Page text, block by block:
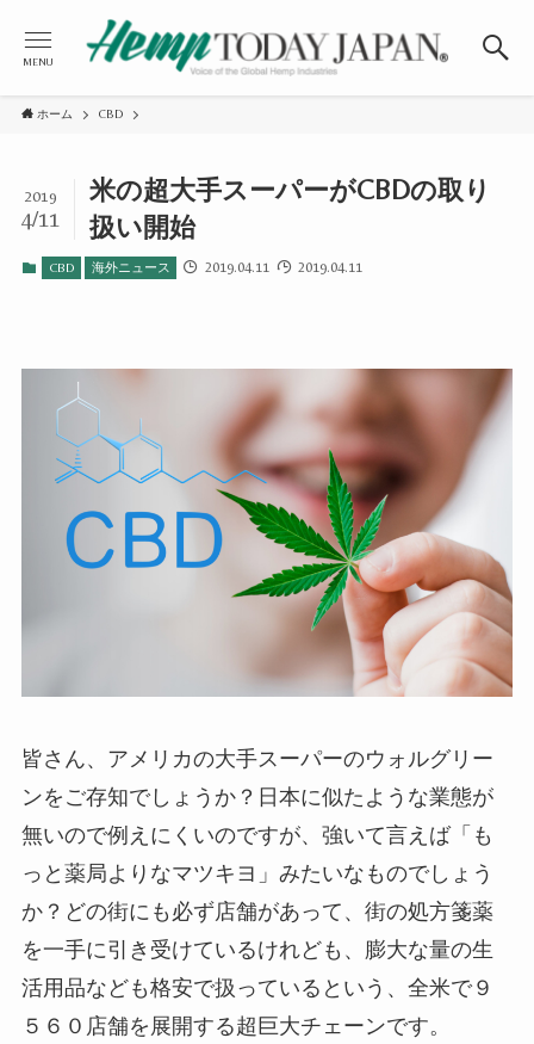
MENU
ホーム CBD
米の超大手スーパーがCBDの取り
扱い開始
2019
4/11
CBD 海外ニュース 2019.04.11 2019.04.11
皆さん、アメリカの大手スーパーのウォルグリー
ンをご存知でしょうか？日本に似たような業態が
無いので例えにくいのですが、強いて言えば「も
っと薬局よりなマツキヨ」みたいなものでしょう
か？どの街にも必ず店舗があって、街の処方箋薬
を一手に引き受けているけれども、膨大な量の生
活用品なども格安で扱っているという、全米で９
５６０店舗を展開する超巨大チェーンです。